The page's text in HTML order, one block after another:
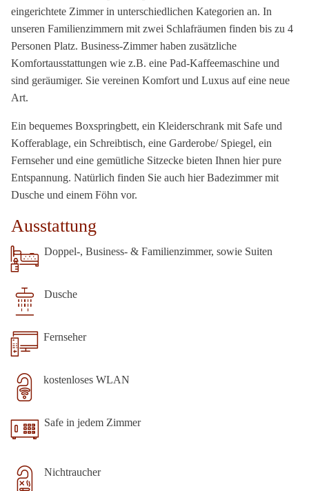
eingerichtete Zimmer in unterschiedlichen Kategorien an. In
unseren Familienzimmern mit zwei Schlafräumen finden bis zu 4
Personen Platz. Business-Zimmer haben zusätzliche
Komfortausstattungen wie z.B. eine Pad-Kaffeemaschine und
sind geräumiger. Sie vereinen Komfort und Luxus auf eine neue
Art.
Ein bequemes Boxspringbett, ein Kleiderschrank mit Safe und
Kofferablage, ein Schreibtisch, eine Garderobe/ Spiegel, ein
Fernseher und eine gemütliche Sitzecke bieten Ihnen hier pure
Entspannung. Natürlich finden Sie auch hier Badezimmer mit
Dusche und einem Föhn vor.
Ausstattung
Doppel-, Business- & Familienzimmer, sowie Suiten
Dusche
Fernseher
kostenloses WLAN
Safe in jedem Zimmer
Nichtraucher